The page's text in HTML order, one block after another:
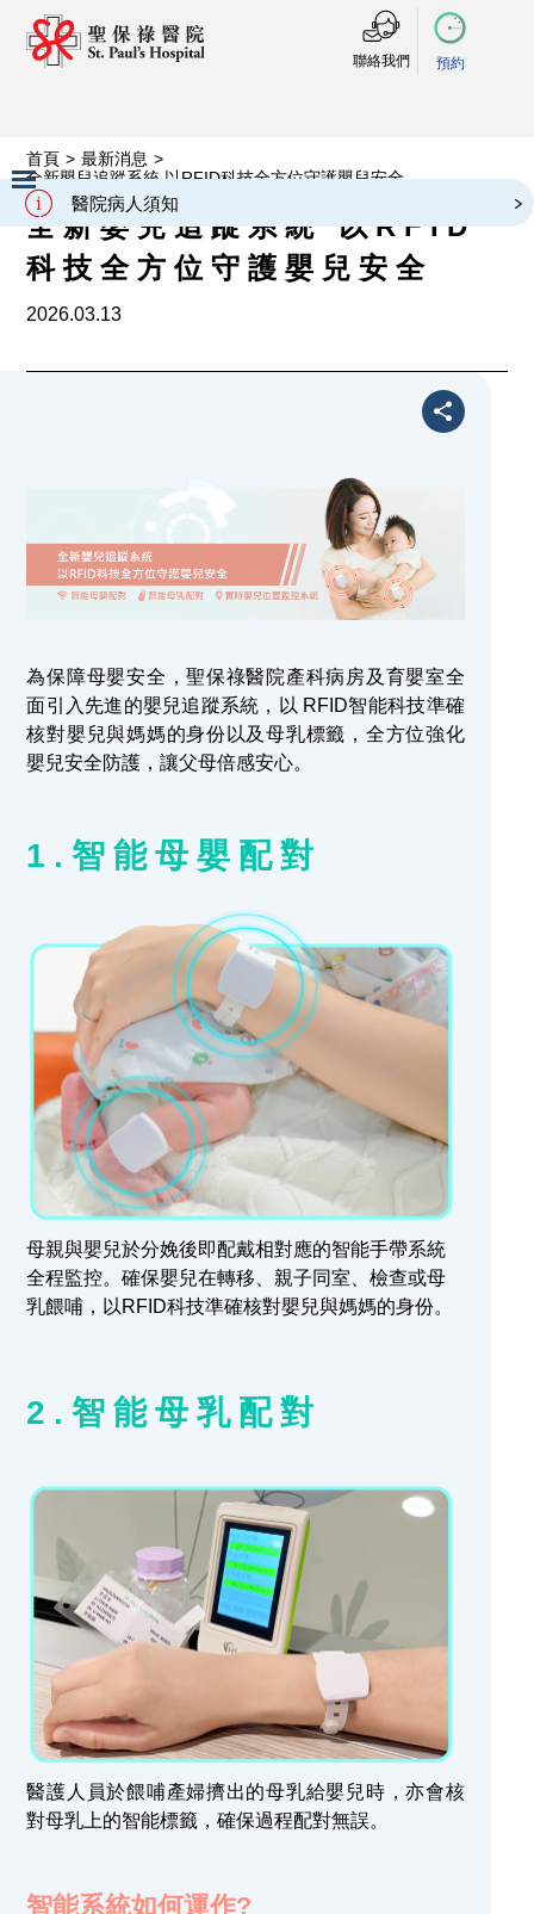
聯絡我們 預約
醫院病人須知
Slide 2 of 3.
首頁 > 最新消息 >
全新嬰兒追蹤系統 以RFID科技全方位守護嬰兒安全
全新嬰兒追蹤系統 以RFID
科技全方位守護嬰兒安全
2026.03.13
為保障母嬰安全，聖保祿醫院產科病房及育嬰室全
面引入先進的嬰兒追蹤系統，以 RFID智能科技準確
核對嬰兒與媽媽的身份以及母乳標籤，全方位強化
嬰兒安全防護，讓父母倍感安心。
1.智能母嬰 配對
母親與嬰兒於分娩後即配戴相對應的智能手帶系統
全程監控。確保嬰兒在轉移、親子同室、檢查或母
乳餵哺，以RFID科技準確核對嬰兒與媽媽的身份。
2.智能母乳配對
醫護人員於餵哺產婦擠出的母乳給嬰兒時，亦會核
對母乳上的智能標籤，確保過程配對無誤。
智能系統如何運作?